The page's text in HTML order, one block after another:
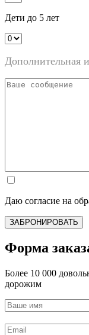
Дети до 5 лет
Дополнительная
Даю согласие на
ЗАБРОНИРОВАТЬ
Форма
Более 10 000
дорожим